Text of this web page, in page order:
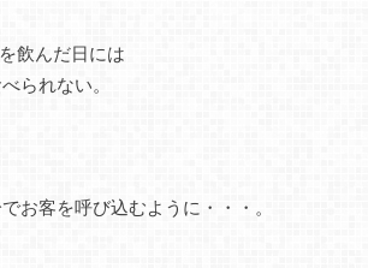
飲んだ日には
られない。
お客を呼び込むように・・・。